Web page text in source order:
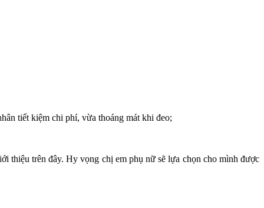
tiết kiệm chi phí, vừa thoáng mát khi đeo;
thiệu trên đây. Hy vọng chị em phụ nữ sẽ lựa chọn cho mình được